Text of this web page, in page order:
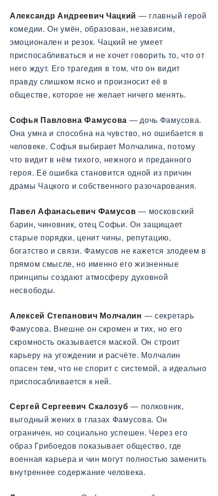
Александр Андреевич Чацкий — главный герой
комедии. Он умён, образован, независим,
эмоционален и резок. Чацкий не умеет
приспосабливаться и не хочет говорить то, что от
него ждут. Его трагедия в том, что он видит
правду слишком ясно и произносит её в
обществе, которое не желает ничего менять.
Софья Павловна Фамусова — дочь Фамусова.
Она умна и способна на чувство, но ошибается в
человеке. Софья выбирает Молчалина, потому
что видит в нём тихого, нежного и преданного
героя. Её ошибка становится одной из причин
драмы Чацкого и собственного разочарования.
Павел Афанасьевич Фамусов — московский
барин, чиновник, отец Софьи. Он защищает
старые порядки, ценит чины, репутацию,
богатство и связи. Фамусов не кажется злодеем в
прямом смысле, но именно его жизненные
принципы создают атмосферу духовной
несвободы.
Алексей Степанович Молчалин — секретарь
Фамусова. Внешне он скромен и тих, но его
скромность оказывается маской. Он строит
карьеру на угождении и расчёте. Молчалин
опасен тем, что не спорит с системой, а идеально
приспосабливается к ней.
Сергей Сергеевич Скалозуб — полковник,
выгодный жених в глазах Фамусова. Он
ограничен, но социально успешен. Через его
образ Грибоедов показывает общество, где
военная карьера и чин могут полностью заменить
внутреннее содержание человека.